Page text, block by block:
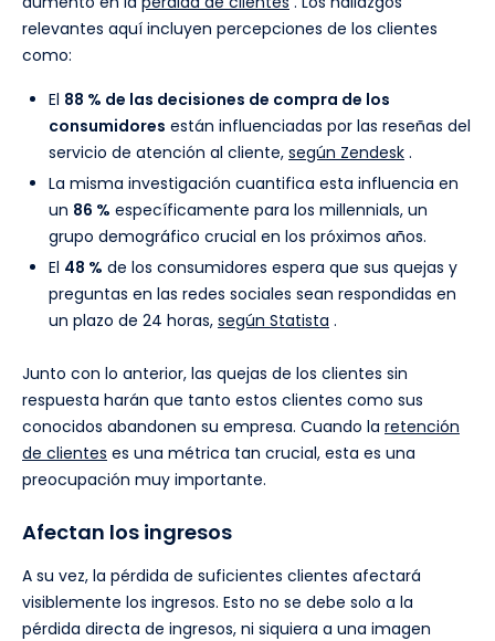
relevantes aquí incluyen percepciones de los clientes
como:
El 88 % de las decisiones de compra de los
consumidores están influenciadas por las reseñas del
servicio de atención al cliente, según Zendesk .
La misma investigación cuantifica esta influencia en
un 86 % específicamente para los millennials, un
grupo demográfico crucial en los próximos años.
El 48 % de los consumidores espera que sus quejas y
preguntas en las redes sociales sean respondidas en
un plazo de 24 horas, según Statista .
Junto con lo anterior, las quejas de los clientes sin
respuesta harán que tanto estos clientes como sus
conocidos abandonen su empresa. Cuando la retención
de clientes es una métrica tan crucial, esta es una
preocupación muy importante.
Afectan los ingresos
A su vez, la pérdida de suficientes clientes afectará
visiblemente los ingresos. Esto no se debe solo a la
pérdida directa de ingresos, ni siquiera a una imagen